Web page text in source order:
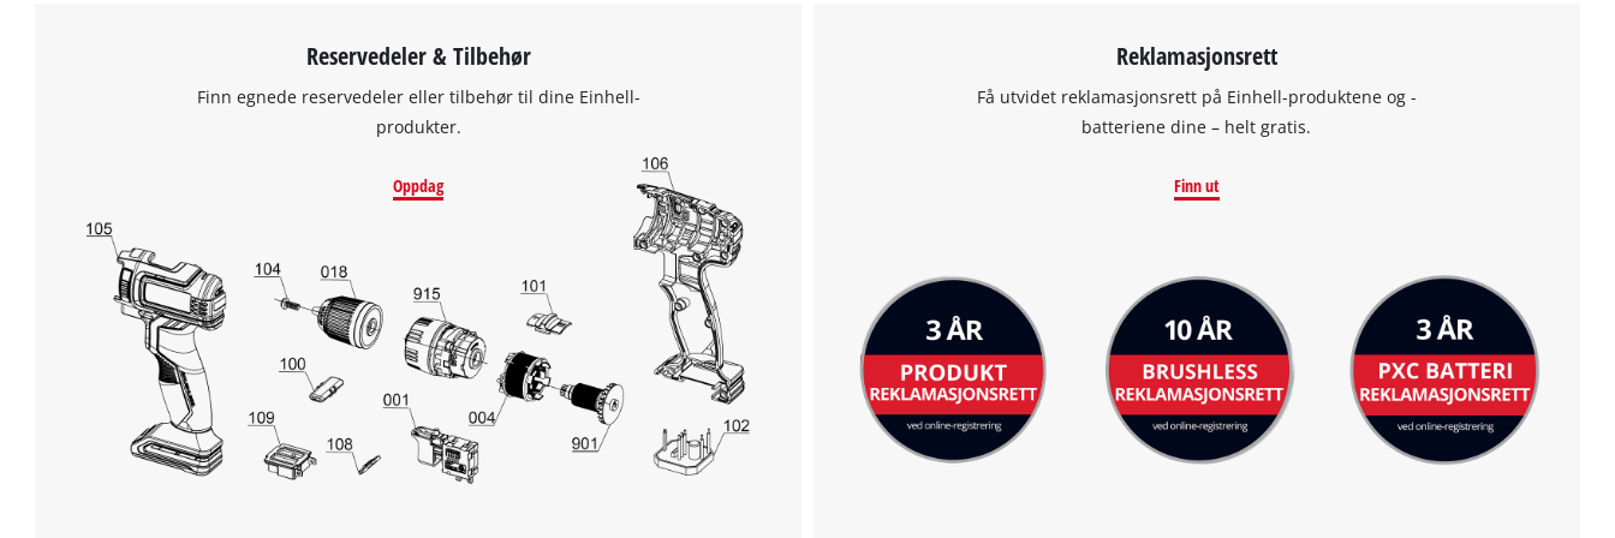
Reservedeler & Tilbehør
Finn egnede reservedeler eller tilbehør til dine Einhell-
produkter.
Oppdag
Reklamasjonsrett
Få utvidet reklamasjonsrett på Einhell-produktene og -
batteriene dine – helt gratis.
Finn ut